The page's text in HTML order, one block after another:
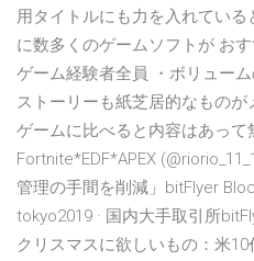
用タイトルにも力を入れてい
に数多くのゲームソフトが お
ゲーム経験者全員 ・ボリュー
ストーリーも紙芝居的なもの
ゲームに比べると内容はあっ
Fortnite*EDF*APEX
管理の手間を削減」bitFlyer
tokyo2019 · 国内大手取引所
クリスマスに欲しいもの：米